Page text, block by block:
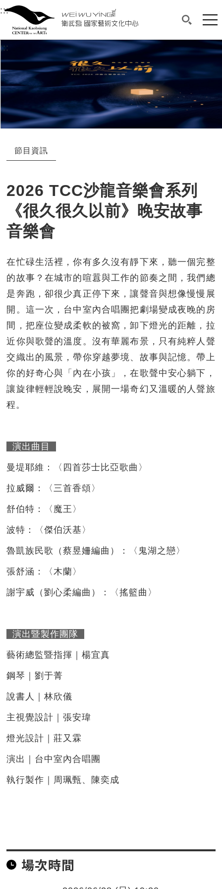
衛武營國家藝術文化中心
中央內容區塊，為本頁主要內容區。
:::選單連結區塊，此區塊列有本網站主要連結。
衛武營國家藝術文化中心
搜尋(開
網
::: 中央內容區塊，為本頁主要內容區。
節目資訊
2026 TCC沙龍音樂會系列
《很久很久以前》晚安故事
音樂會
在忙碌生活裡，你有多久沒有靜下來，聽一個完整
的故事？在城市的喧囂與工作的節奏之間，我們總
是奔跑，卻很少真正停下來，讓聲音與想像慢慢展
開。這一次，台中室內合唱團把劇場變成夜晚的房
間，把座位變成柔軟的被窩，卸下燈光的距離，拉
近你與歌聲的溫度。沒有華麗布景，只有純粹人聲
交織出的風景，帶你穿越夢境、故事與記憶。帶上
你的好奇心與「內在小孩」，在歌聲中安心躺下，
讓旋律輕輕說晚安，展開一場奇幻又溫暖的人聲旅
程。
演出曲目
曼堤耶維：〈四首莎士比亞歌曲〉
拉威爾：〈三首香頌〉
舒伯特：〈魔王〉
波特：〈傑伯沃基〉
魯凱族民歌（蔡昱姍編曲）：〈鬼湖之戀〉
張舒涵：〈木蘭〉
謝宇威（劉心柔編曲）：〈搖籃曲〉
演出暨製作團隊
藝術總監暨指揮｜楊宜真
鋼琴｜劉于菁
說書人｜林欣儀
主視覺設計｜張安瑋
燈光設計｜莊又霖
演出｜台中室內合唱團
執行製作｜周珮甄、陳奕成
場次時間